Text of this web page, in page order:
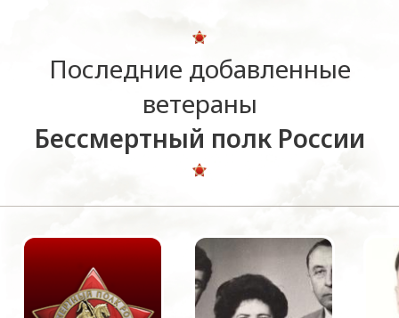
Последние добавленные
ветераны
Бессмертный полк России